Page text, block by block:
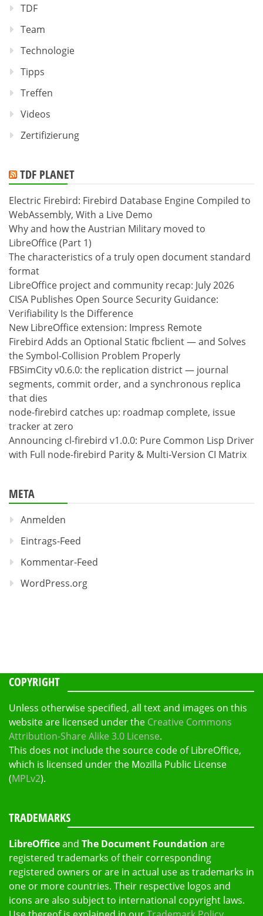
TDF
Team
Technologie
Tipps
Treffen
Videos
Zertifizierung
TDF PLANET
Electric Firebird: Firebird Database Engine Compiled to
WebAssembly, With a Live Demo
Why and how the Austrian Military moved to
LibreOffice (Part 1)
The characteristics of a truly open document standard
format
LibreOffice project and community recap: July 2026
CISA Publishes Open Source Security Guidance:
Verifiability Is the Difference
New LibreOffice extension: Impress Remote
Firebird Adds an Optional Static fbclient — and Solves
the Symbol-Collision Problem Properly
FBSimCity v0.6.0: the replication district — journal
segments, commit order, and a synchronous replica
that dies
node-firebird catches up: roadmap complete, issue
tracker at zero
Announcing cl-firebird v1.0.0: Pure Common Lisp Driver
with Full node-firebird Parity & Multi-Version CI Matrix
META
Anmelden
Eintrags-Feed
Kommentar-Feed
WordPress.org
COPYRIGHT
Unless otherwise specified, all text and images on this
website are licensed under the Creative Commons
Attribution-Share Alike 3.0 License.
This does not include the source code of LibreOffice,
which is licensed under the Mozilla Public License
(MPLv2).
TRADEMARKS
LibreOfficeand The Document Foundation are
registered trademarks of their corresponding
registered owners or are in actual use as trademarks in
one or more countries. Their respective logos and
icons are also subject to international copyright laws.